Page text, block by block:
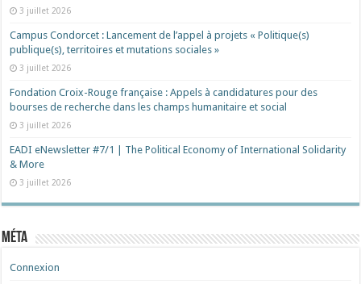
3 juillet 2026
Campus Condorcet : Lancement de l’appel à projets « Politique(s)
publique(s), territoires et mutations sociales »
3 juillet 2026
Fondation Croix-Rouge française : Appels à candidatures pour des
bourses de recherche dans les champs humanitaire et social
3 juillet 2026
EADI eNewsletter #7/1 | The Political Economy of International Solidarity
& More
3 juillet 2026
Méta
Connexion